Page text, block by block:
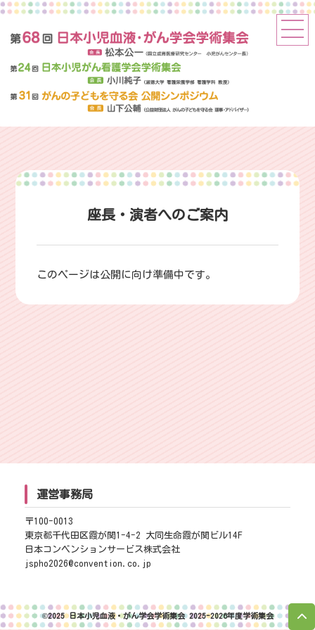
座長・演者へのご案内
このページは公開に向け準備中です。
運営事務局
〒100-0013
東京都千代田区霞が関1-4-2 大同生命霞が関ビル14F
日本コンベンションサービス株式会社
jspho2026@convention.co.jp
©︎2025 日本小児血液・がん学会学術集会 2025-2026年度学術集会